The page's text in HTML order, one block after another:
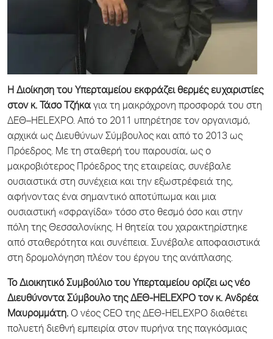
Η Διοίκηση του Υπερταμείου εκφράζει θερμές ευχαριστίες
στον κ. Τάσο Τζήκαγια τη μακρόχρονη προσφορά του στη
ΔΕΘ–HELEXPO. Από το 2011 υπηρέτησε τον οργανισμό,
αρχικά ως Διευθύνων Σύμβουλος και από το 2013 ως
Πρόεδρος. Με τη σταθερή του παρουσία, ως ο
μακροβιότερος Πρόεδρος της εταιρείας, συνέβαλε
ουσιαστικά στη συνέχεια και την εξωστρέφειά της,
αφήνοντας ένα σημαντικό αποτύπωμα και μια
ουσιαστική «σφραγίδα» τόσο στο θεσμό όσο και στην
πόλη της Θεσσαλονίκης. Η θητεία του χαρακτηρίστηκε
από σταθερότητα και συνέπεια. Συνέβαλε αποφασιστικά
στη δρομολόγηση πλέον του έργου της ανάπλασης.
ToΔιοικητικό Συμβούλιο του Υπερταμείου ορίζει ως νέο
Διευθύνοντα Σύμβουλο της ΔΕΘ-HELEXPO τον κ. Ανδρέα
Μαυρομμάτη. Ο νέος CEO της ΔΕΘ-HELEXPO διαθέτει
πολυετή διεθνή εμπειρία στον πυρήνα της παγκόσμιας